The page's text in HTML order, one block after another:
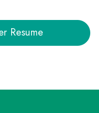
Resume